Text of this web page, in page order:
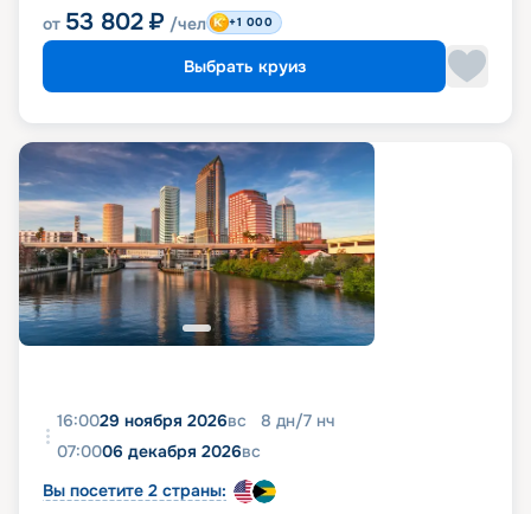
от 53 802 ₽ /чел +1 000
Выбрать круиз
16:0029 ноября 2026вс 8 дн/7 нч
07:0006 декабря 2026вс
Вы посетите 2 страны: